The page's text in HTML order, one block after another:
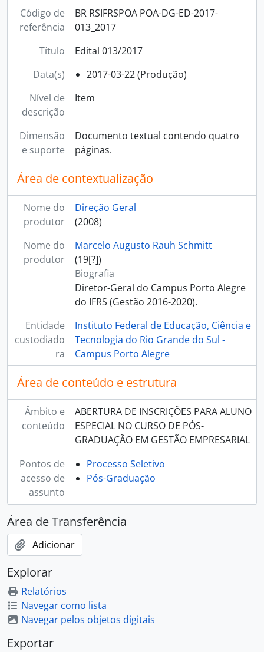
Código de
referência
BR RSIFRSPOA POA-DG-ED-2017-
013_2017
Título
Edital 013/2017
Data(s)
2017-03-22 (Produção)
Nível de
descrição
Item
Dimensão
e suporte
Documento textual contendo quatro
páginas.
Área de contextualização
Nome do
produtor
Direção Geral
(2008)
Nome do
produtor
Marcelo Augusto Rauh Schmitt
(19[?])
Biografia
Diretor-Geral do Campus Porto Alegre
do IFRS (Gestão 2016-2020).
Entidade
custodiado
ra
Instituto Federal de Educação, Ciência e
Tecnologia do Rio Grande do Sul -
Campus Porto Alegre
Área de conteúdo e estrutura
Âmbito e
conteúdo
ABERTURA DE INSCRIÇÕES PARA ALUNO
ESPECIAL NO CURSO DE PÓS-
GRADUAÇÃO EM GESTÃO EMPRESARIAL
Pontos de
acesso de
assunto
Processo Seletivo
Pós-Graduação
Área de Transferência
Adicionar
Explorar
Relatórios
Navegar como lista
Navegar pelos objetos digitais
Exportar